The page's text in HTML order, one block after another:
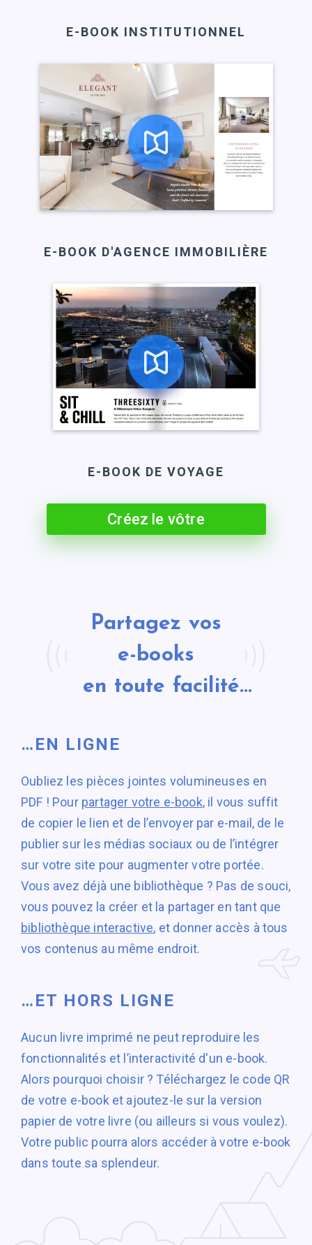
E-BOOK INSTITUTIONNEL
E-BOOK D'AGENCE IMMOBILIÈRE
E-BOOK DE VOYAGE
Créez le vôtre
Partagez vos
e-books
en toute facilité...
…EN LIGNE
Oubliez les pièces jointes volumineuses en
PDF ! Pour partager votre e-book, il vous suffit
de copier le lien et de l’envoyer par e-mail, de le
publier sur les médias sociaux ou de l’intégrer
sur votre site pour augmenter votre portée.
Vous avez déjà une bibliothèque ? Pas de souci,
vous pouvez la créer et la partager en tant que
bibliothèque interactive, et donner accès à tous
vos contenus au même endroit.
…ET HORS LIGNE
Aucun livre imprimé ne peut reproduire les
fonctionnalités et l’interactivité d'un e-book.
Alors pourquoi choisir ? Téléchargez le code QR
de votre e-book et ajoutez-le sur la version
papier de votre livre (ou ailleurs si vous voulez).
Votre public pourra alors accéder à votre e-book
dans toute sa splendeur.